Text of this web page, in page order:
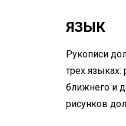
ЯЗЫК
Рукописи
трех языках:
ближнего и
рисунков